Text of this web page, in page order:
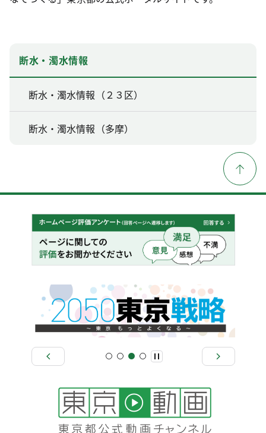
断水・濁水情報
断水・濁水情報（２３区）
断水・濁水情報（多摩）